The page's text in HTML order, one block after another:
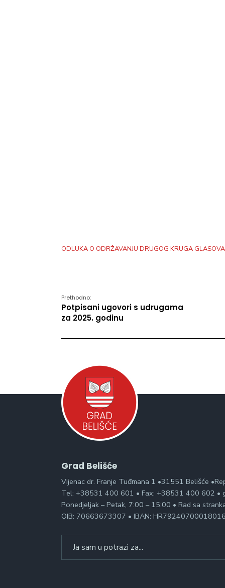
ODLUKA O ODRŽAVANJU DRUGOG KRUGA
Prethodno:
Potpisani ugovori s udrugama
za 2025. godinu
Grad Belišće
Vijenac dr. Franje Tuđmana 1 •31551 Belišće
Tel: +38531 400 601 • Fax: +38531 400 602 •
Ponedjeljak – Petak, 7:00 – 15:00 • Rad sa
OIB: 70663673307 • IBAN: